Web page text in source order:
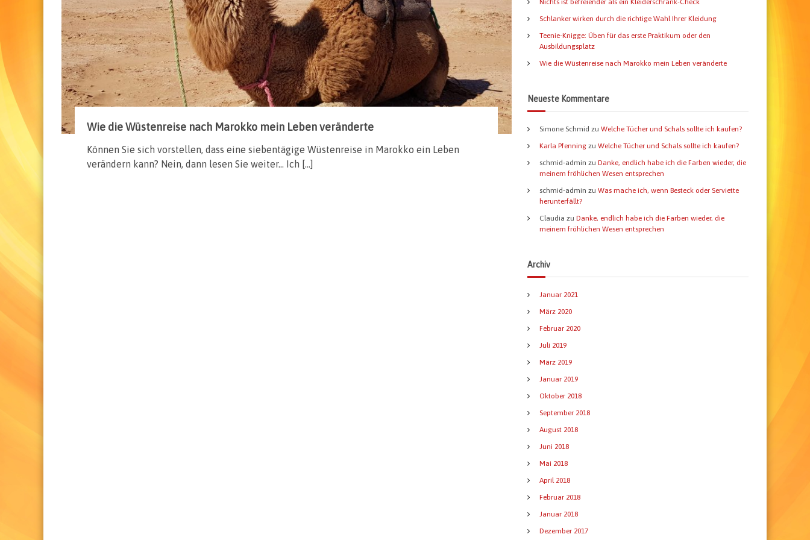
Wie die Wüstenreise nach Marokko mein Leben veränderte
Können Sie sich vorstellen, dass eine siebentägige Wüstenreise in Marokko ein Leben
verändern kann? Nein, dann lesen Sie weiter… Ich […]
a
c
h
Nichts ist befreiender als ein Kleiderschrank-Check
Schlanker wirken durch die richtige Wahl Ihrer Kleidung
Teenie-Knigge: Üben für das erste Praktikum oder den
Ausbildungsplatz
Wie die Wüstenreise nach Marokko mein Leben veränderte
Neueste Kommentare
Simone Schmid zu Welche Tücher und Schals sollte ich kaufen?
Karla Pfenningzu Welche Tücher und Schals sollte ich kaufen?
schmid-admin zu Danke, endlich habe ich die Farben wieder, die
meinem fröhlichen Wesen entsprechen
schmid-admin zu Was mache ich, wenn Besteck oder Serviette
herunterfällt?
Claudia zu Danke, endlich habe ich die Farben wieder, die
meinem fröhlichen Wesen entsprechen
Archiv
Januar 2021
März 2020
Februar 2020
Juli 2019
März 2019
Januar 2019
Oktober 2018
September 2018
August 2018
Juni 2018
Mai 2018
April 2018
Februar 2018
Januar 2018
Dezember 2017